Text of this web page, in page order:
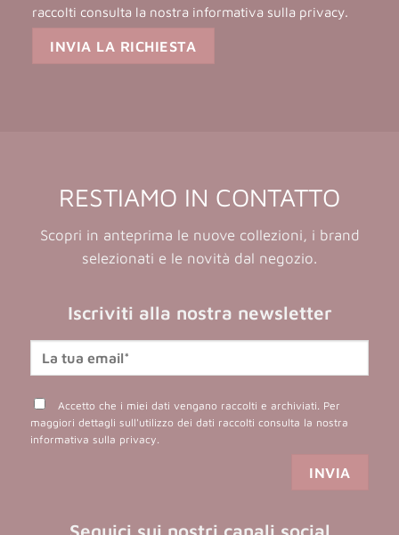
raccolti consulta la nostra informativa sulla privacy.
RESTIAMO IN CONTATTO
Scopri in anteprima le nuove collezioni, i brand
selezionati e le novità dal negozio.
Iscriviti alla nostra newsletter
Accetto che i miei dati vengano raccolti e archiviati. Per
maggiori dettagli sull'utilizzo dei dati raccolti consulta la nostra
informativa sulla privacy.
Seguici sui nostri canali social